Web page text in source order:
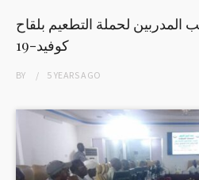
المدربين لحملة التطعيم بلقاح
كوفيد-19
BY 5 YEARSAGO